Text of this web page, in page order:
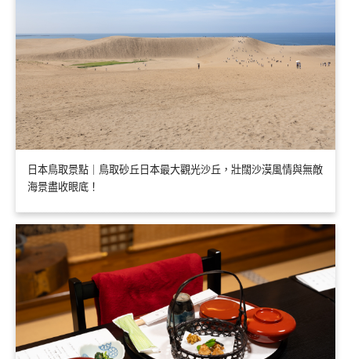
日本鳥取景點｜鳥取砂丘日本最大觀光沙丘，壯闊沙漠風情與無敵
海景盡收眼底！